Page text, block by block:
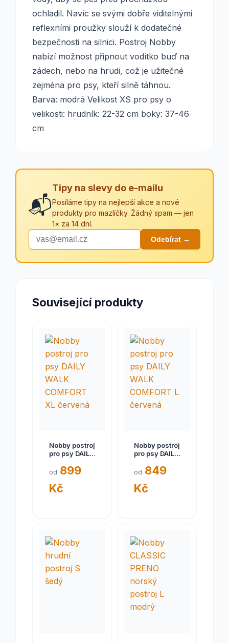
ochladil. Navíc se svými dobře viditelnými
reflexními proužky slouží k dodatečné
bezpečnosti na silnici. Postroj Nobby
nabízí možnost připnout vodítko buď na
zádech, nebo na hrudi, což je užitečné
zejména pro psy, kteří silně táhnou.
Barva: modrá Velikost XS pro psy o
velikosti: hrudník: 22-32 cm boky: 37-46
cm
📬
Tipy na slevy do e-mailu
Posíláme tipy na nejlepší akce a nové
produkty pro mazlíčky. Žádný spam — jen
1× za 14 dní.
Odebírat →
Související produkty
Nobby postroj
pro psy DAILY
COMFORT XL
od 899
Kč
Nobby postroj
pro psy DAILY
COMFORT L
od 849
Kč